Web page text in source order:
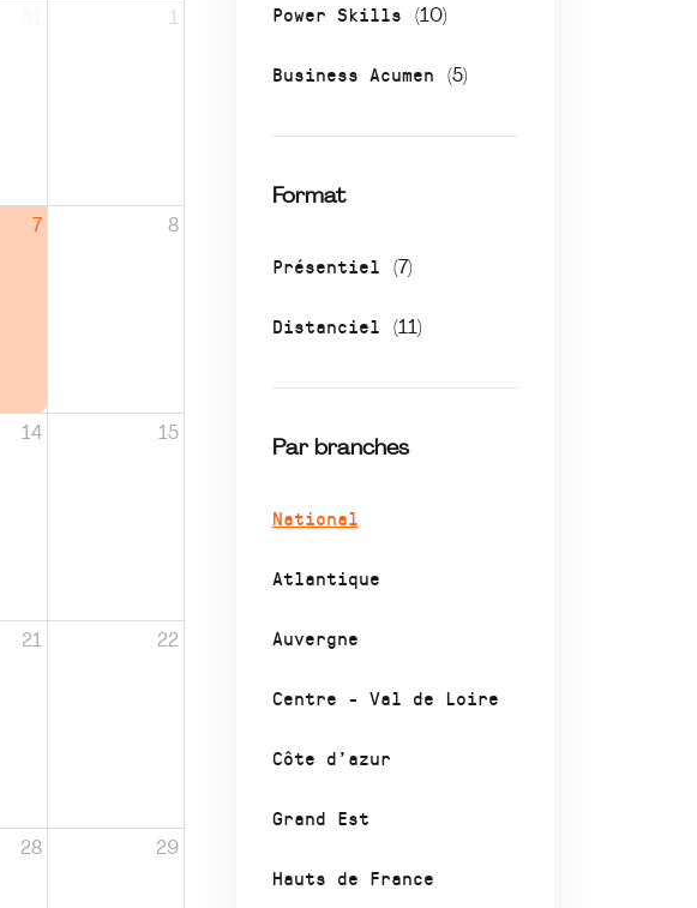
Power Skills (10)
Business Acumen (5)
Format
Présentiel (7)
Distanciel (11)
Par branches
National
Atlantique
Auvergne
Centre - Val de Loire
Côte d’azur
Grand Est
Hauts de France
1
7 8
14 15
21 22
28 29